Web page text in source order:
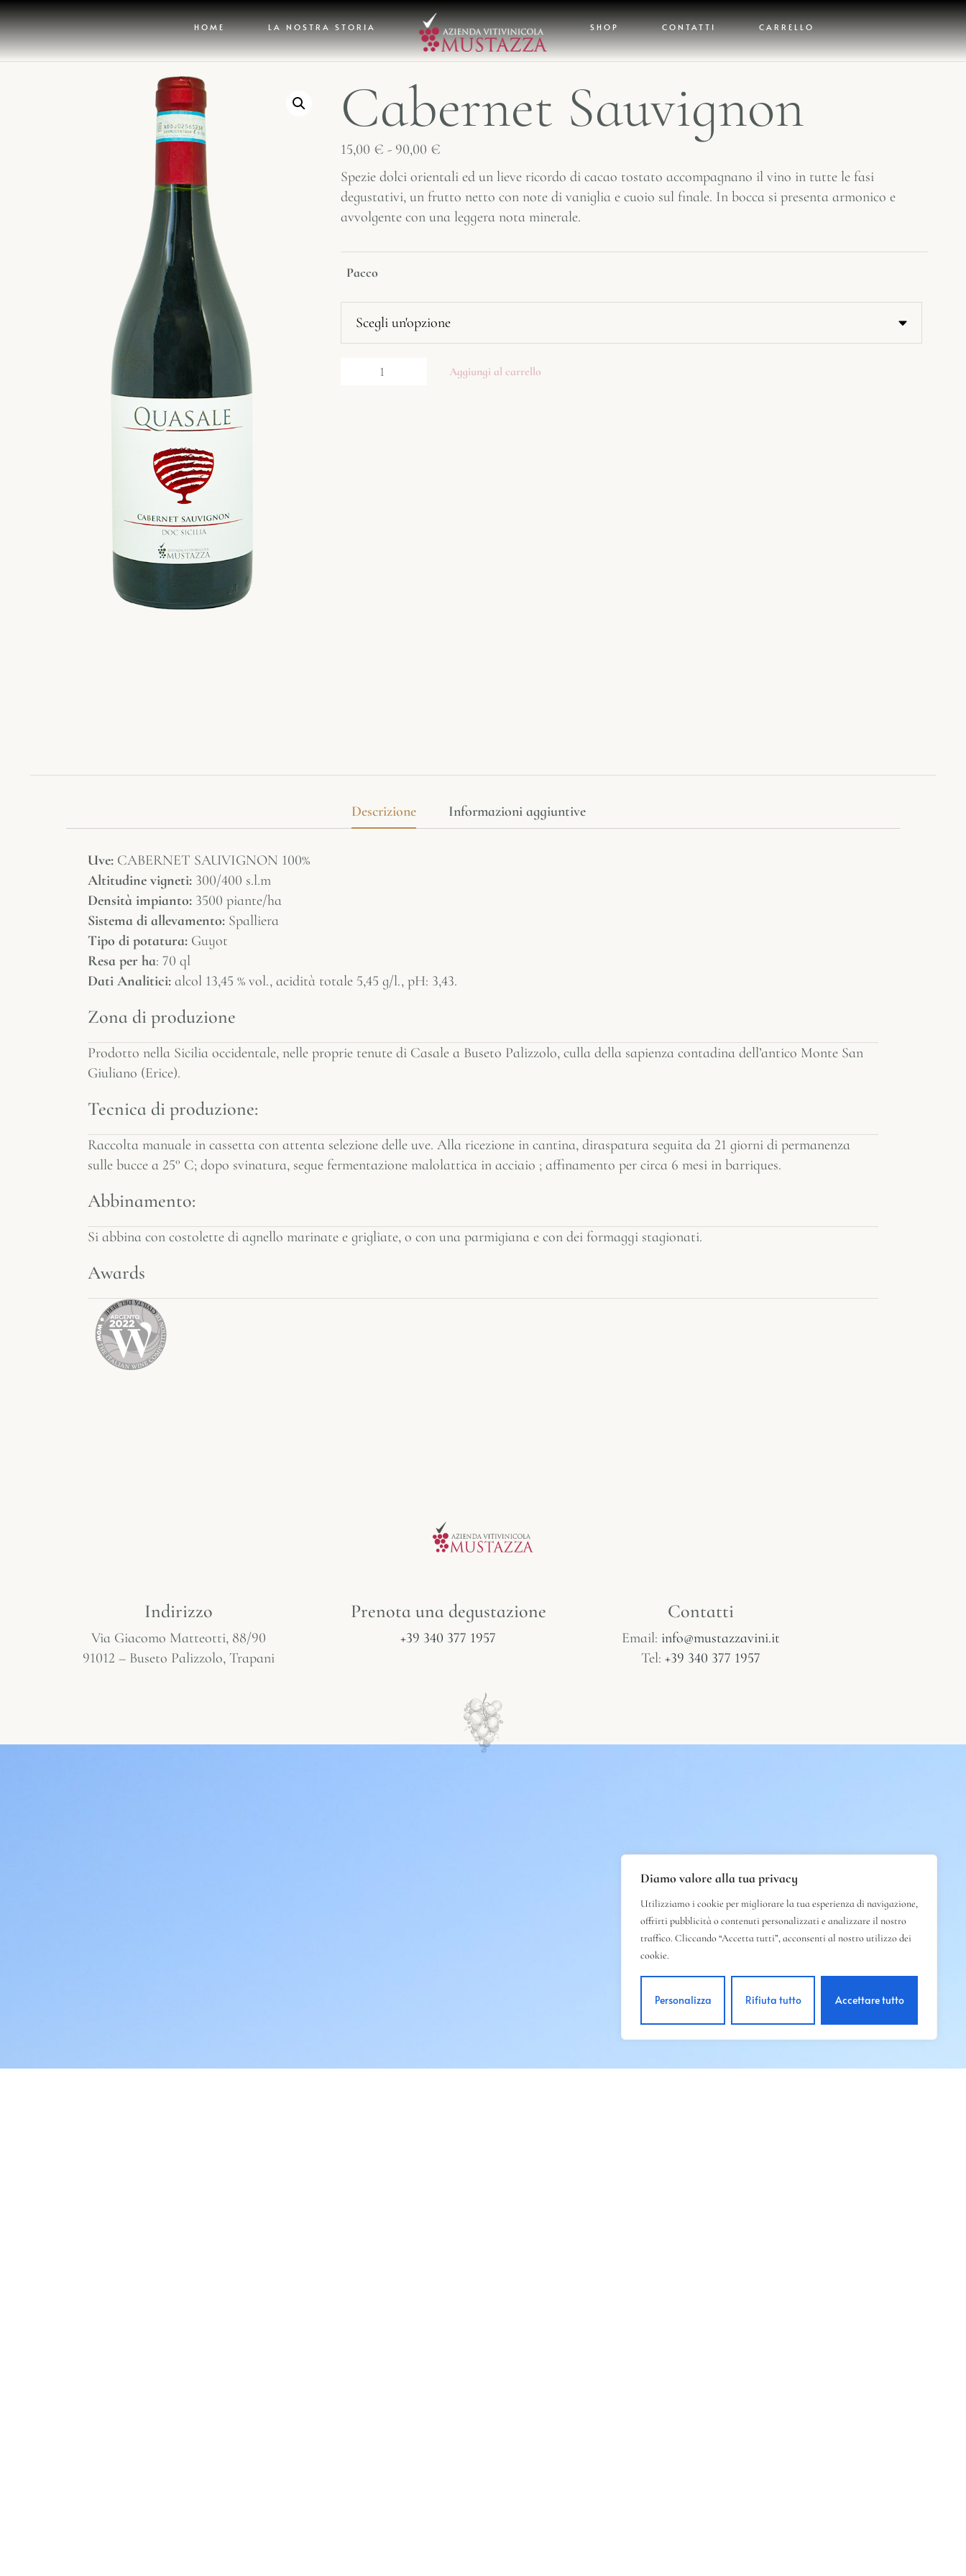
Diamo valore alla tua privacy
Utilizziamo i cookie per migliorare la tua esperienza di navigazione,
offrirti pubblicità o contenuti personalizzati e analizzare il nostro
traffico. Cliccando “Accetta tutti”, acconsenti al nostro utilizzo dei
cookie.
Personalizza Rifiuta tutto Accettare tutto
HOME LA NOSTRA STORIA SHOP CONTATTI CARRELLO
Cabernet Sauvignon
15,00 € - 90,00 €
Spezie dolci orientali ed un lieve ricordo di cacao tostato accompagnano il vino in tutte le fasi
degustativi, un frutto netto con note di vaniglia e cuoio sul finale. In bocca si presenta armonico e
avvolgente con una leggera nota minerale.
Pacco
Aggiungi al carrello
Descrizione Informazioni aggiuntive
Uve: CABERNET SAUVIGNON 100%
Altitudine vigneti: 300/400 s.l.m
Densità impianto: 3500 piante/ha
Sistema di allevamento: Spalliera
Tipo di potatura: Guyot
Resa per ha: 70 ql
Dati Analitici: alcol 13,45 % vol., acidità totale 5,45 g/l., pH: 3,43.
Zona di produzione
Prodotto nella Sicilia occidentale, nelle proprie tenute di Casale a Buseto Palizzolo, culla della sapienza contadina dell’antico Monte San
Giuliano (Erice).
Tecnica di produzione:
Raccolta manuale in cassetta con attenta selezione delle uve. Alla ricezione in cantina, diraspatura seguita da 21 giorni di permanenza
sulle bucce a 25° C; dopo svinatura, segue fermentazione malolattica in acciaio ; affinamento per circa 6 mesi in barriques.
Abbinamento:
Si abbina con costolette di agnello marinate e grigliate, o con una parmigiana e con dei formaggi stagionati.
Awards
Indirizzo
Via Giacomo Matteotti, 88/90
91012 – Buseto Palizzolo, Trapani
Prenota una degustazione
+39 340 377 1957
Contatti
Email: info@mustazzavini.it
Tel: +39 340 377 1957